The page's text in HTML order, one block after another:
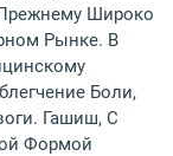
Широко
Рынке. В
Боли,
Гашиш, С
Формой